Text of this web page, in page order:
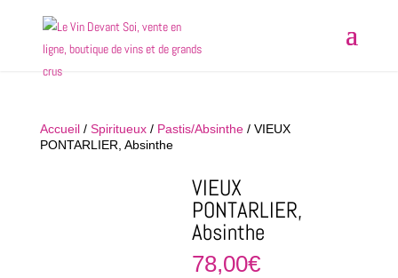
Accueil/ Spiritueux/ Pastis/Absinthe/ VIEUX
PONTARLIER, Absinthe
VIEUX
PONTARLIER,
Absinthe
78,00€